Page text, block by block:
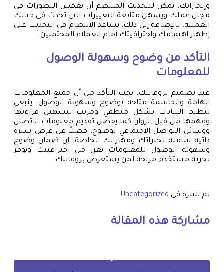
وإنجازاتك. يمكن للتحديث المنتظم أن يعكس التطورات في
مجال عملك ويسهل متابعة التغييرات التي تحدث في حياتك
العملية. بالإضافة إلى ذلك، يساعد الانتظام في التحديث على
إظهار اهتمامك واحترافيتك أمام العملاء المحتملين.
التأكد من وضوح وسهولة الوصول
للمعلومات
عند تصميم بروفايلك، يجب التأكد من أن جميع المعلومات
الهامة والحاسمة متاحة بوضوح وسهولة الوصول. ينبغي
تنظيم البيانات بشكل منطقي ومرتب لتسهيل قراءتها
وفهمها من قبل الزوار. كما يفضل تقديم معلومات الاتصال
ووسائل التواصل الاجتماعي بوضوح، فضلاً عن عرض سيرة
ذاتية شاملة لخبراتك ومهاراتك الخاصة. إن ضمان وضوح
وسهولة الوصول للمعلومات يعزز من احترافيتك ويوفر
تجربة مستخدم مريحة لمن يستعرض بروفايلك.
تم نشره في Uncategorized
مشاركة هذه المقالة